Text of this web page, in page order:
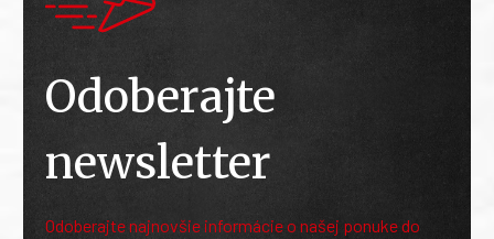
Odoberajte
newsletter
Odoberajte najnovšie informácie o našej ponuke do